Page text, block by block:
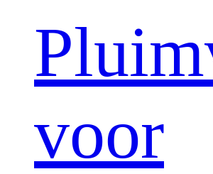
voor